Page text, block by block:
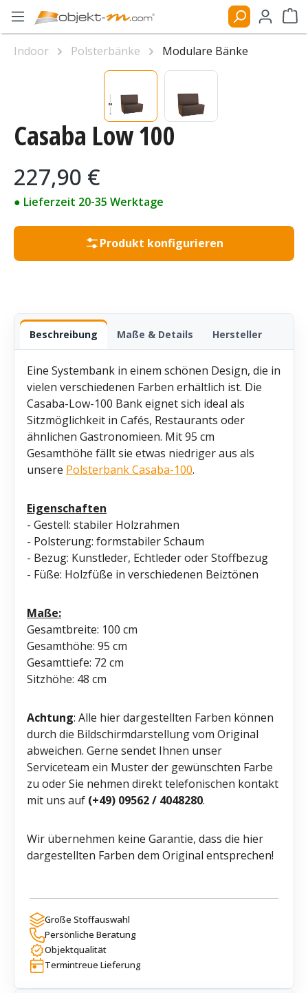
Zum Hauptinhalt springen
Casaba Low 100
Regulärer Preis:
227,90 €
● Lieferzeit 20-35 Werktage
Produkt konfigurieren
Beschreibung Maße & Details Hersteller
Eine Systembank in einem schönen Design, die in
vielen verschiedenen Farben erhältlich ist. Die
Casaba-Low-100 Bank eignet sich ideal als
Sitzmöglichkeit in Cafés, Restaurants oder
ähnlichen Gastronomieen. Mit 95 cm
Gesamthöhe fällt sie etwas niedriger aus als
unsere Polsterbank Casaba-100.
Eigenschaften
- Gestell: stabiler Holzrahmen
- Polsterung: formstabiler Schaum
- Bezug: Kunstleder, Echtleder oder Stoffbezug
- Füße: Holzfüße in verschiedenen Beiztönen
Maße:
Gesamtbreite: 100 cm
Gesamthöhe: 95 cm
Gesamttiefe: 72 cm
Sitzhöhe: 48 cm
Achtung: Alle hier dargestellten Farben können
durch die Bildschirmdarstellung vom Original
abweichen. Gerne sendet Ihnen unser
Serviceteam ein Muster der gewünschten Farbe
zu oder Sie nehmen direkt telefonischen kontakt
mit uns auf (+49) 09562 / 4048280.
Wir übernehmen keine Garantie, dass die hier
dargestellten Farben dem Original entsprechen!
Große Stoffauswahl
Persönliche Beratung
Objektqualität
Termintreue Lieferung
Indoor Polsterbänke
Modulare Bänke
Bildergalerie überspringen